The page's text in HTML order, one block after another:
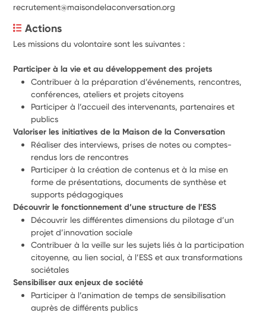
recrutement@maisondelaconversation.org
Actions
Les missions du volontaire sont les suivantes :
Participer à la vie et au développement des projets
Contribuer à la préparation d’événements, rencontres,
conférences, ateliers et projets citoyens
Participer à l’accueil des intervenants, partenaires et
publics
Valoriser les initiatives de la Maison de la Conversation
Réaliser des interviews, prises de notes ou comptes-
Participer à la création de contenus et à la mise en
forme de présentations, documents de synthèse et
supports pédagogiques
Découvrir le fonctionnement d’une structure de l’ESS
Découvrir les différentes dimensions du pilotage d’un
projet d’innovation sociale
Contribuer à la veille sur les sujets liés à la participation
citoyenne, au lien social, à l’ESS et aux transformations
sociétales
Sensibiliser aux enjeux de société
Participer à l’animation de temps de sensibilisation
auprès de différents publics